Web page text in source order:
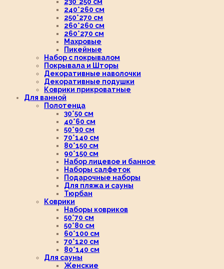
240*260 см
250*270 см
260*260 см
260*270 см
Махровые
Пикейные
Набор с покрывалом
Покрывала и Шторы
Декоративные наволочки
Декоративные подушки
Коврики прикроватные
Для ванной
Полотенца
30*50 см
40*60 см
50*90 см
70*140 см
80*150 см
90*150 см
Набор лицевое и банное
Наборы салфеток
Подарочные наборы
Для пляжа и сауны
Тюрбан
Коврики
Наборы ковриков
50*70 см
50*80 см
60*100 см
70*120 см
80*140 см
Для сауны
Женские